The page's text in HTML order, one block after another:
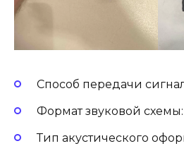
Способ передачи
Формат звуковой схемы:
Тип акустического